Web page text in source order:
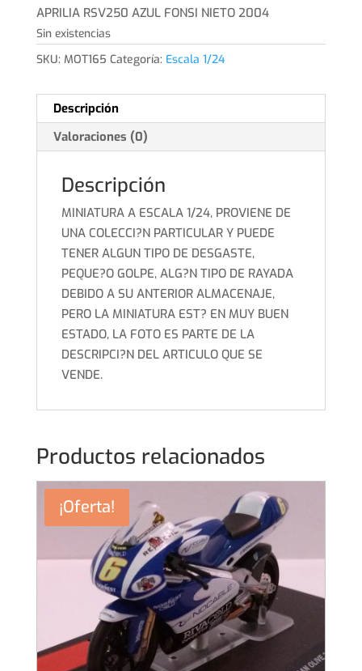
original
era:
8,00€.
actual
es:
6,00€.
APRILIA RSV250 AZUL FONSI NIETO 2004
Sin existencias
SKU: MOT165 Categoría: Escala 1/24
Descripción
Valoraciones (0)
Descripción
MINIATURA A ESCALA 1/24, PROVIENE DE
UNA COLECCI?N PARTICULAR Y PUEDE
TENER ALGUN TIPO DE DESGASTE,
PEQUE?O GOLPE, ALG?N TIPO DE RAYADA
DEBIDO A SU ANTERIOR ALMACENAJE,
PERO LA MINIATURA EST? EN MUY BUEN
ESTADO, LA FOTO ES PARTE DE LA
DESCRIPCI?N DEL ARTICULO QUE SE
VENDE.
Productos relacionados
¡Oferta!